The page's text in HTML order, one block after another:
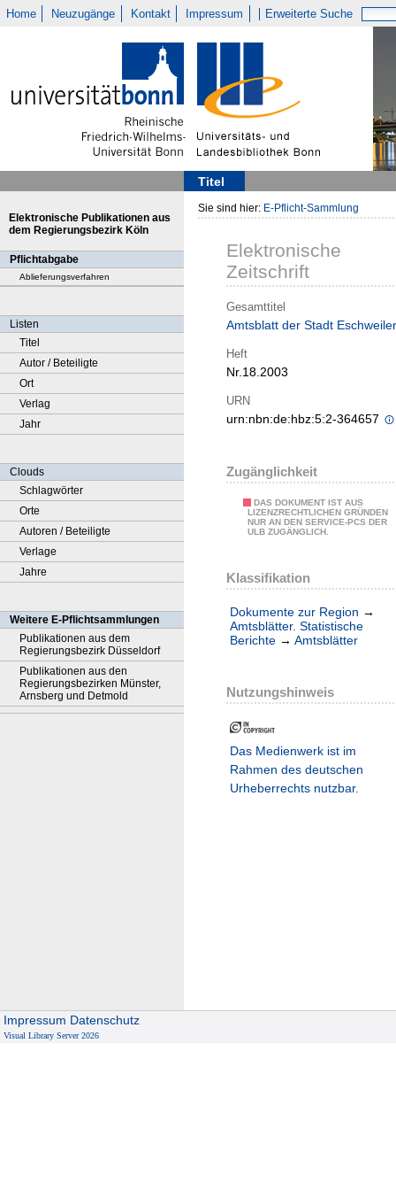
Home Neuzugänge Kontakt Impressum Erweiterte Suche
Titel
Elektronische Publikationen aus
dem Regierungsbezirk Köln
Pflichtabgabe
Ablieferungsverfahren
Listen
Titel
Autor / Beteiligte
Ort
Verlag
Jahr
Clouds
Schlagwörter
Orte
Autoren / Beteiligte
Verlage
Jahre
Weitere E-Pflichtsammlungen
Publikationen aus dem
Regierungsbezirk Düsseldorf
Publikationen aus den
Regierungsbezirken Münster,
Arnsberg und Detmold
Sie sind hier: E-Pflicht-Sammlung
Elektronische
Zeitschrift
Gesamttitel
Amtsblatt der Stadt Eschweiler
Heft
Nr.18.2003
URN
urn:nbn:de:hbz:5:2-364657
Zugänglichkeit
DAS DOKUMENT IST AUS
LIZENZRECHTLICHEN GRÜNDEN
NUR AN DEN SERVICE-PCS DER
ULB ZUGÄNGLICH.
Klassifikation
Dokumente zur Region →
Amtsblätter. Statistische
Berichte → Amtsblätter
Nutzungshinweis
Das Medienwerk ist im
Rahmen des deutschen
Urheberrechts nutzbar.
Impressum Datenschutz
Visual Library Server 2026